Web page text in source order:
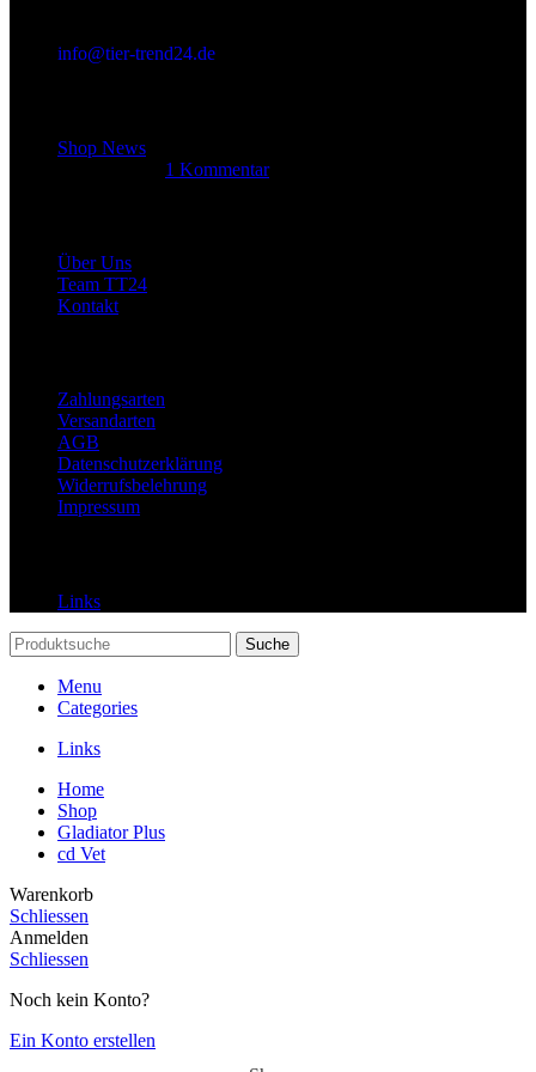
info@tier-trend24.de
Shop News
1 Kommentar
Über Uns
Team TT24
Kontakt
Zahlungsarten
Versandarten
AGB
Datenschutzerklärung
Widerrufsbelehrung
Impressum
Links
Suche
Menu
Categories
Links
Home
Shop
Gladiator Plus
cd Vet
Warenkorb
Schliessen
Anmelden
Schliessen
Noch kein Konto?
Ein Konto erstellen